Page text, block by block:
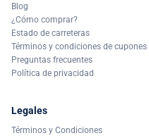
Blog
¿Cómo comprar?
Estado de carreteras
Términos y condiciones de cupones
Preguntas frecuentes
Política de privacidad
Legales
Términos y Condiciones